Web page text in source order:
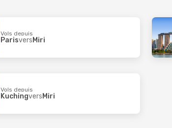
Vols depuis
ParisversMiri
Vols depuis
KuchingversMiri